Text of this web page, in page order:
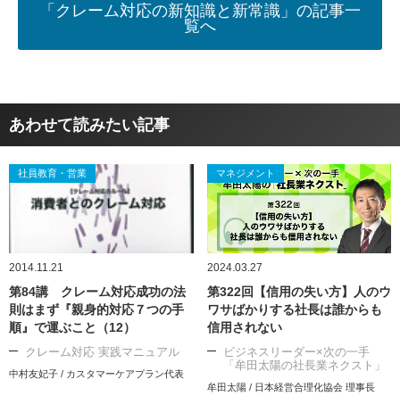
「クレーム対応の新知識と新常識」の記事一
覧へ
あわせて読みたい記事
社員教育・営業
2014.11.21
第84講 クレーム対応成功の法
則はまず『親身的対応７つの手
順』で運ぶこと（12）
クレーム対応 実践マニュアル
中村友妃子 / カスタマーケアプラン代表
マネジメント
2024.03.27
第322回【信用の失い方】人のウ
ワサばかりする社長は誰からも
信用されない
ビジネスリーダー×次の一手
「牟田太陽の社長業ネクスト」
牟田太陽 / 日本経営合理化協会 理事長